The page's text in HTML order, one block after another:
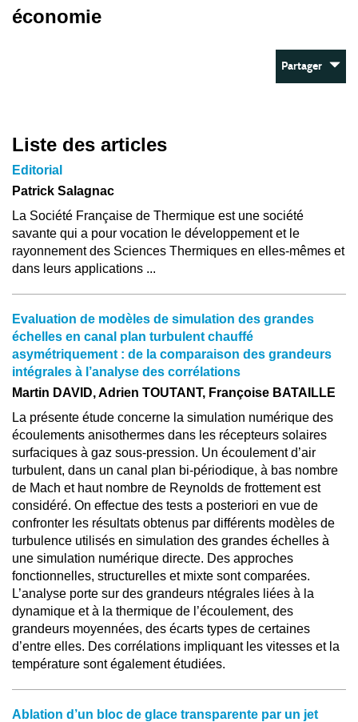
économie
Partager
Liste des articles
Editorial
Patrick Salagnac
La Société Française de Thermique est une société
savante qui a pour vocation le développement et le
rayonnement des Sciences Thermiques en elles-mêmes et
dans leurs applications ...
Evaluation de modèles de simulation des grandes
échelles en canal plan turbulent chauffé
asymétriquement : de la comparaison des grandeurs
intégrales à l’analyse des corrélations
Martin DAVID, Adrien TOUTANT, Françoise BATAILLE
La présente étude concerne la simulation numérique des
écoulements anisothermes dans les récepteurs solaires
surfaciques à gaz sous-pression. Un écoulement d’air
turbulent, dans un canal plan bi-périodique, à bas nombre
de Mach et haut nombre de Reynolds de frottement est
considéré. On effectue des tests a posteriori en vue de
confronter les résultats obtenus par différents modèles de
turbulence utilisés en simulation des grandes échelles à
une simulation numérique directe. Des approches
fonctionnelles, structurelles et mixte sont comparées.
L’analyse porte sur des grandeurs ntégrales liées à la
dynamique et à la thermique de l’écoulement, des
grandeurs moyennées, des écarts types de certaines
d’entre elles. Des corrélations impliquant les vitesses et la
température sont également étudiées.
Ablation d’un bloc de glace transparente par un jet